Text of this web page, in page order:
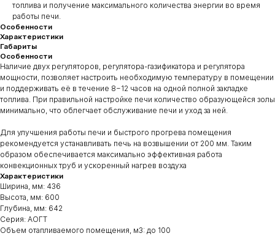
топлива и получение максимального количества энергии во время
работы печи.
Особенности
Характеристики
Габариты
Особенности
Наличие двух регуляторов, регулятора-газификатора и регулятора
мощности, позволяет настроить необходимую температуру в помещении
и поддерживать её в течение 8−12 часов на одной полной закладке
топлива. При правильной настройке печи количество образующейся золы
минимально, что облегчает обслуживание печи и уход за ней.
Для улучшения работы печи и быстрого прогрева помещения
рекомендуется устанавливать печь на возвышении от 200 мм. Таким
образом обеспечивается максимально эффективная работа
конвекционных труб и ускоренный нагрев воздуха
Характеристики
Ширина, мм: 436
Высота, мм: 600
Глубина, мм: 642
Серия: АОГТ
Объем отапливаемого помещения, м3: до 100